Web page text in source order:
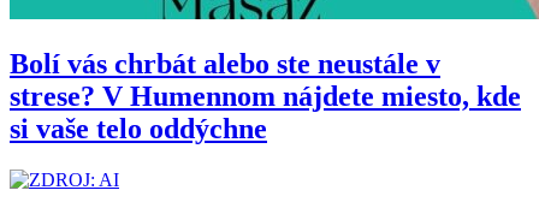
Bolí vás chrbát alebo ste neustále v
strese? V Humennom nájdete miesto, kde
si vaše telo oddýchne